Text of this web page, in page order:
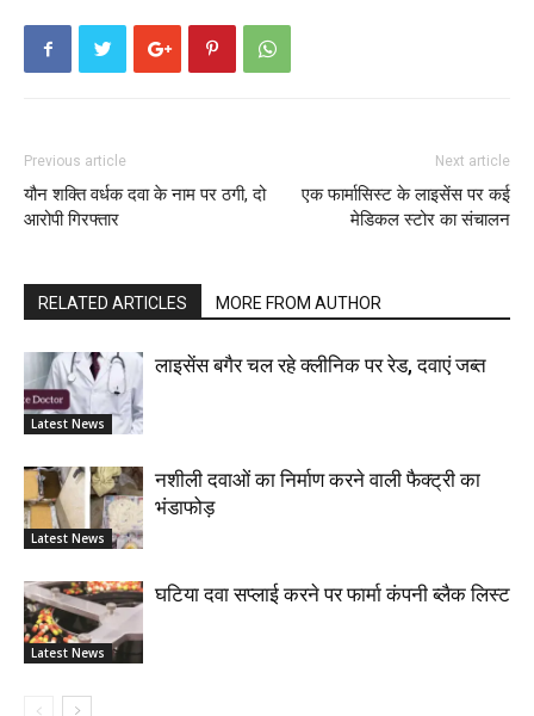
Previous article
यौन शक्ति वर्धक दवा के नाम पर ठगी, दो
आरोपी गिरफ्तार
Next article
एक फार्मासिस्ट के लाइसेंस पर कई
मेडिकल स्टोर का संचालन
RELATED ARTICLES MORE FROM AUTHOR
Latest News
लाइसेंस बगैर चल रहे क्लीनिक पर रेड, दवाएं जब्त
Latest News
नशीली दवाओं का निर्माण करने वाली फैक्ट्री का
भंडाफोड़
Latest News
घटिया दवा सप्लाई करने पर फार्मा कंपनी ब्लैक लिस्ट